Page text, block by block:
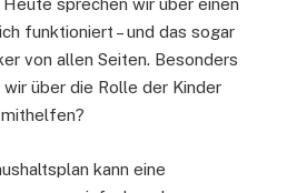
sprechen wir über einen
funktioniert – und das sogar
von allen Seiten. Besonders
über die Rolle der Kinder
kann eine